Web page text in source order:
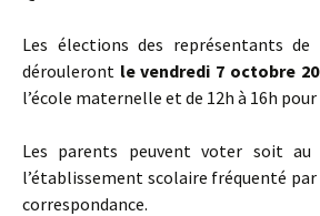
Les élections des représentants de
dérouleront le vendredi 7 octobre
l’école maternelle et de 12h à 16h
Les parents peuvent voter soit au
l’établissement scolaire fréquenté
correspondance.